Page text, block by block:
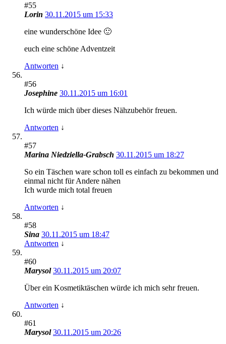
#55
Lorin 30.11.2015 um 15:33
eine wunderschöne Idee 🙂
euch eine schöne Adventzeit
Antworten ↓
#56
Josephine 30.11.2015 um 16:01
Ich würde mich über dieses Nähzubehör freuen.
Antworten ↓
#57
Marina Niedziella-Grabsch 30.11.2015 um 18:27
So ein Täschen ware schon toll es einfach zu bekommen und
einmal nicht für Andere nähen
Ich wurde mich total freuen
Antworten ↓
#58
Sina 30.11.2015 um 18:47
Antworten ↓
#60
Marysol 30.11.2015 um 20:07
Über ein Kosmetiktäschen würde ich mich sehr freuen.
Antworten ↓
#61
Marysol 30.11.2015 um 20:26